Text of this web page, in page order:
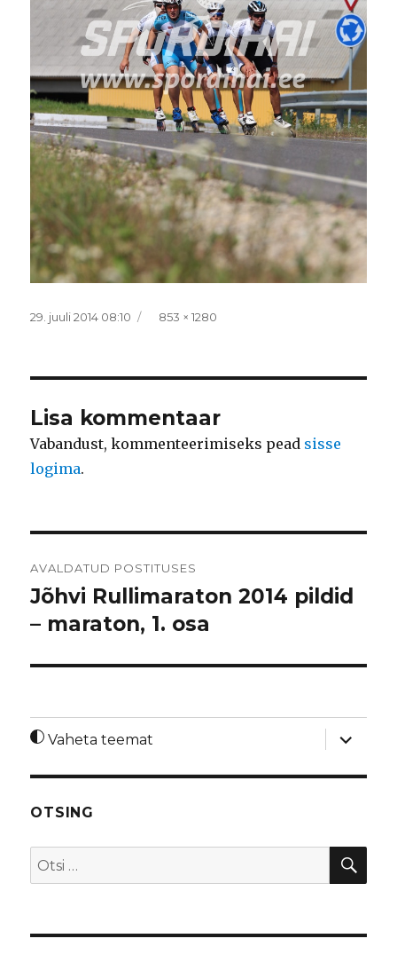
Postitatud
29. juuli 2014 08:10 Täissuurus
853 × 1280
Lisa kommentaar
Vabandust, kommenteerimiseks pead sisse
logima.
AVALDATUD POSTITUSES
Jõhvi Rullimaraton 2014 pildid
– maraton, 1. osa
Vaheta teemat
laienda
OTSING
Otsi: